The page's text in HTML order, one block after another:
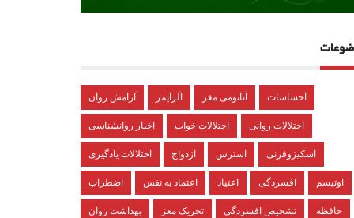
آرامش روان آلزایمر آناتومی مغز احساسات
اخبار روانشناسی اختلالات خواب اختلالات روانی
اختلالات یادگیری ازدواج استرس اسکیزوفرنی
اضطراب اعتماد به نفس اعتیاد افسردگی اوتیسم
بهداشت روان تحریک مغز تشخیص افسردگی حافظه